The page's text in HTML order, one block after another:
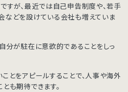
すが、最近では自己申告制度や、若手
などを設けている会社も増えていま
分が駐在に意欲的であることをしっ
とをアピールすることで、人事や海外
も期待できます。